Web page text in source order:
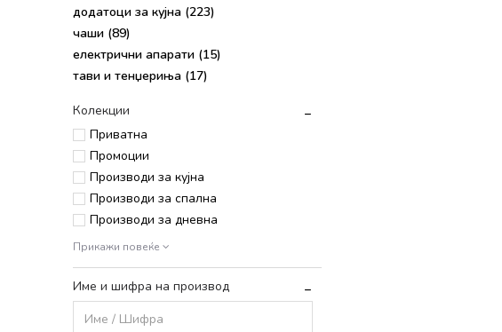
додатоци за кујна (223)
чаши (89)
електрични апарати (15)
тави и тенџериња (17)
Колекции
Приватна
Промоции
Производи за кујна
Производи за спална
Производи за дневна
Прикажи повеќе
Име и шифра на производ